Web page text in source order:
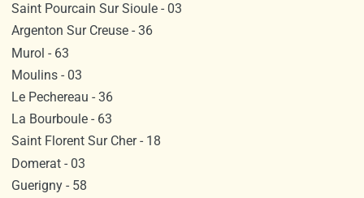
Saint Pourcain Sur Sioule - 03
Argenton Sur Creuse - 36
Murol - 63
Moulins - 03
Le Pechereau - 36
La Bourboule - 63
Saint Florent Sur Cher - 18
Domerat - 03
Guerigny - 58